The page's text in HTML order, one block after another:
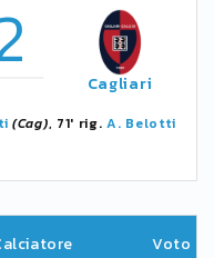
Cagliari
(Cag), 71' rig.A. Belotti
Voto